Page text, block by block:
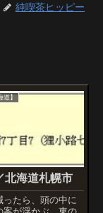
純喫茶ヒッピー
】
北海道札幌市
ったら、頭の中に